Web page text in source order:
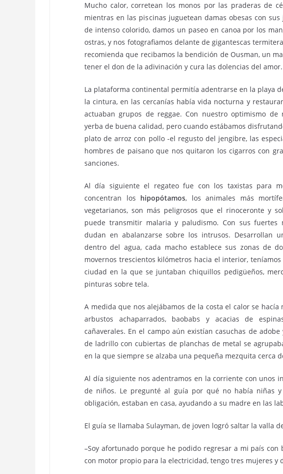
Mucho calor, corretean los monos por las praderas de
mientras en las piscinas juguetean damas obesas con sus
de intenso colorido, damos un paseo en canoa por los
ostras, y nos fotografiamos delante de gigantescas
recomienda que recibamos la bendición de Ousman, un
tener el don de la adivinación y cura las dolencias del amor.
La plataforma continental permitía adentrarse en la playa
la cintura, en las cercanías había vida nocturna y
actuaban grupos de reggae. Con nuestro optimismo de
yerba de buena calidad, pero cuando estábamos
plato de arroz con pollo -el regusto del jengibre, las
hombres de paisano que nos quitaron los cigarros con
sanciones.
Al día siguiente el regateo fue con los taxistas para
concentran los hipopótamos, los animales más
vegetarianos, son más peligrosos que el rinoceronte y
puede transmitir malaria y paludismo. Con sus fuertes
dudan en abalanzarse sobre los intrusos. Desarrollan
dentro del agua, cada macho establece sus zonas de
movernos trescientos kilómetros hacia el interior,
ciudad en la que se juntaban chiquillos pedigüeños,
pinturas sobre tela.
A medida que nos alejábamos de la costa el calor se hacía
arbustos achaparrados, baobabs y acacias de
cañaverales. En el campo aún existían casuchas de
de ladrillo con cubiertas de planchas de metal se
en la que siempre se alzaba una pequeña mezquita cerca
Al día siguiente nos adentramos en la corriente con unos
de niños. Le pregunté al guía por qué no había niñas
obligación, estaban en casa, ayudando a su madre en las
El guía se llamaba Sulayman, de joven logró saltar la valla
–Soy afortunado porque he podido regresar a mi país con
con motor propio para la electricidad, tengo tres mujeres y